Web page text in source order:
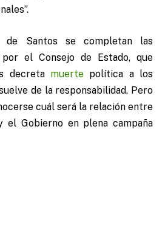
de Santos se completan las
el Consejo de Estado, que
decreta muertepolítica a los
de la responsabilidad. Pero
cuál será la relación entre
el Gobierno en plena campaña